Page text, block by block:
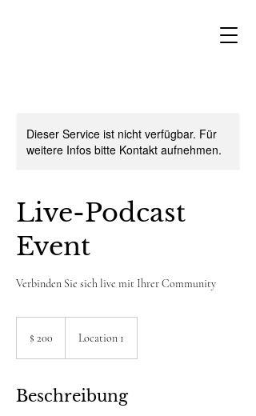
Dieser Service ist nicht verfügbar. Für
weitere Infos bitte Kontakt aufnehmen.
Live-Podcast
Event
Verbinden Sie sich live mit Ihrer Community
Dollar$ 200 Location 1
Beschreibung